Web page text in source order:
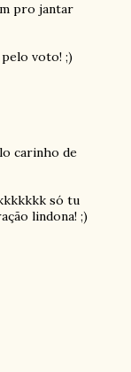
pro jantar
voto! ;)
carinho de
só tu
lindona! ;)